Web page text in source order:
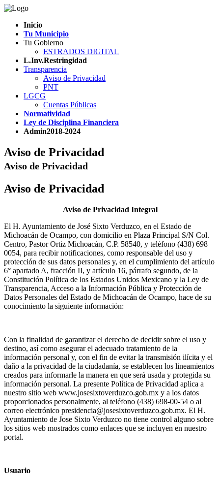
Inicio
Tu Municipio
Tu Gobierno
ESTRADOS DIGITAL
L.Inv.Restringidad
Transparencia
Aviso de Privacidad
PNT
LGCG
Cuentas Públicas
Normatividad
Ley de Disciplina Financiera
Admin2018-2024
Aviso de Privacidad
Aviso de Privacidad
Aviso de Privacidad
Aviso de Privacidad Integral
El H. Ayuntamiento de José Sixto Verduzco, en el Estado de
Michoacán de Ocampo, con domicilio en Plaza Principal S/N Col.
Centro, Pastor Ortiz Michoacán, C.P. 58540, y teléfono (438) 698
0054, para recibir notificaciones, como responsable del uso y
protección de sus datos personales y, en el cumplimiento del artículo
6° apartado A, fracción II, y artículo 16, párrafo segundo, de la
Constitución Política de los Estados Unidos Mexicano y la Ley de
Transparencia, Acceso a la Información Pública y Protección de
Datos Personales del Estado de Michoacán de Ocampo, hace de su
conocimiento la siguiente información:
Con la finalidad de garantizar el derecho de decidir sobre el uso y
destino, así como asegurar el adecuado tratamiento de la
información personal y, con el fin de evitar la transmisión ilícita y el
daño a la privacidad de la ciudadanía, se establecen los lineamientos
creados para informarle la manera en que será usada y protegida su
información personal. La presente Política de Privacidad aplica a
nuestro sitio web www.josesixtoverduzco.gob.mx y a los datos
proporcionados personalmente, al teléfono (438) 698-00-54 o al
correo electrónico presidencia@josesixtoverduzco.gob.mx. El H.
Ayuntamiento de Jose Sixto Verduzco no tiene control alguno sobre
los sitios web mostrados como enlaces que se incluyen en nuestro
portal.
Usuario